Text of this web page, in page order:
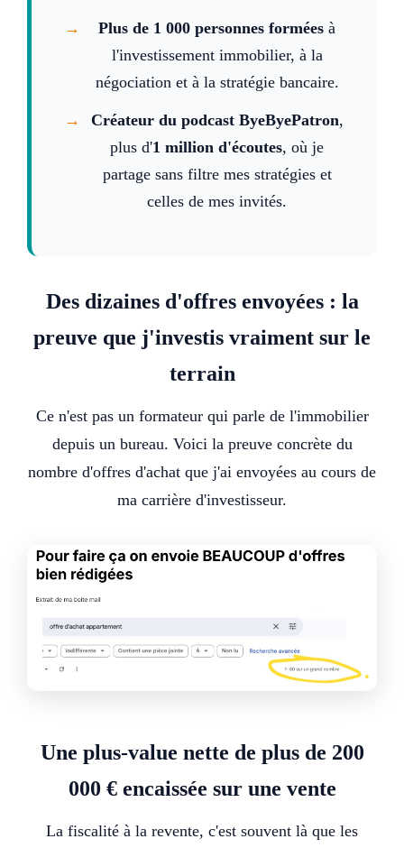
Plus de 1 000 personnes formées à
l'investissement immobilier, à la
négociation et à la stratégie bancaire.
Créateur du podcast ByeByePatron,
plus d'1 million d'écoutes, où je
partage sans filtre mes stratégies et
celles de mes invités.
Des dizaines d'offres envoyées : la
preuve que j'investis vraiment sur le
terrain
Ce n'est pas un formateur qui parle de l'immobilier
depuis un bureau. Voici la preuve concrète du
nombre d'offres d'achat que j'ai envoyées au cours de
ma carrière d'investisseur.
Une plus-value nette de plus de 200
000 € encaissée sur une vente
La fiscalité à la revente, c'est souvent là que les